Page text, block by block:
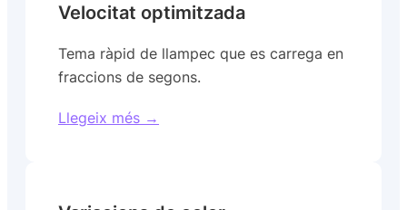
Velocitat optimitzada
Tema ràpid de llampec que es carrega en
fraccions de segons.
Llegeix més →